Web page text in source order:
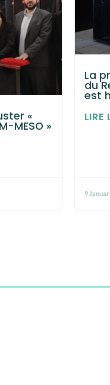
«
MESO »
La
du
est
LIRE
9